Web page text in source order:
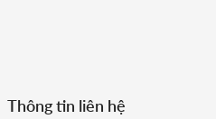
Thông tin liên hệ